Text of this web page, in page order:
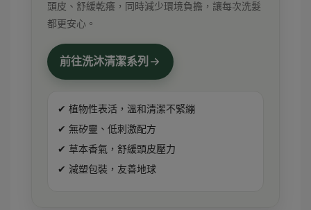
頭皮、舒緩乾癢，同時減少環境負擔，讓每次洗髮
都更安心。
前往洗沐清潔系列
✔ 植物性表活，溫和清潔不緊繃
✔ 無矽靈、低刺激配方
✔ 草本香氣，舒緩頭皮壓力
✔ 減塑包裝，友善地球